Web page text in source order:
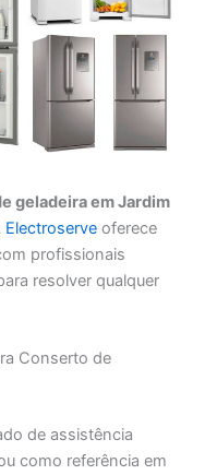
geladeira em Jardim
Electroserve oferece
profissionais
resolver qualquer
Conserto de
de assistência
como referência em